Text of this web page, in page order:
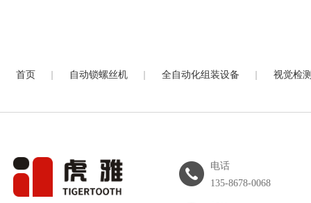
首页 | 自动锁螺丝机 | 全自动化组装设备 | 视觉检
电话
135-8678-0068